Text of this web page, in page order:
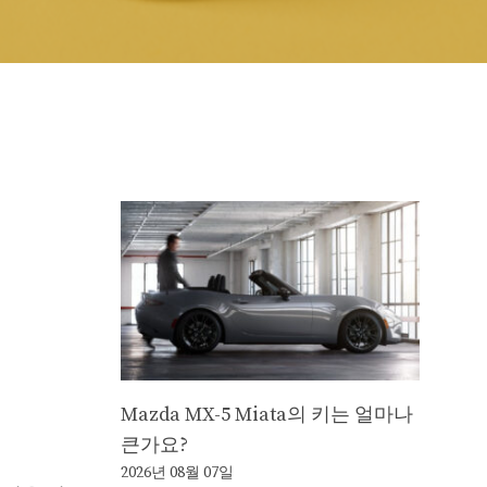
Mazda MX-5 Miata의 키는 얼마나
큰가요?
2026년 08월 07일